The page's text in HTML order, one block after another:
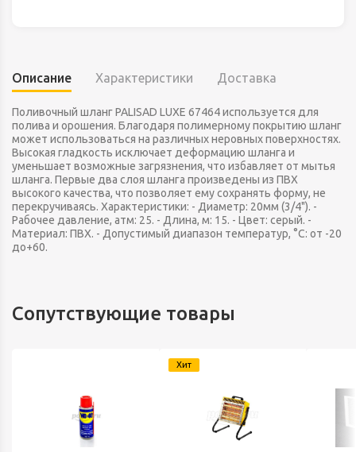
Описание Характеристики Доставка
Поливочный шланг PALISAD LUXE 67464 используется для
полива и орошения. Благодаря полимерному покрытию шланг
может использоваться на различных неровных поверхностях.
Высокая гладкость исключает деформацию шланга и
уменьшает возможные загрязнения, что избавляет от мытья
шланга. Первые два слоя шланга произведены из ПВХ
высокого качества, что позволяет ему сохранять форму, не
перекручиваясь. Характеристики: - Диаметр: 20мм (3/4"). -
Рабочее давление, атм: 25. - Длина, м: 15. - Цвет: серый. -
Материал: ПВХ. - Допустимый диапазон температур, °С: от -20
до+60.
Сопутствующие товары
Хит